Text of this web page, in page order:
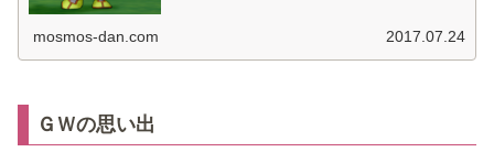
mosmos-dan.com 2017.07.24
ＧＷの思い出